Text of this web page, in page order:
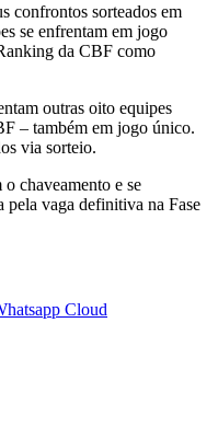
confrontos sorteados em
se enfrentam em jogo
da CBF como
outras oito equipes
– também em jogo único.
via sorteio.
chaveamento e se
pela vaga definitiva na Fase
Cloud